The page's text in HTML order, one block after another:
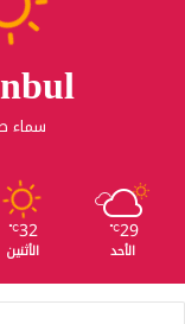
سماء
29
℃
الأحد
32
℃
الأثنين